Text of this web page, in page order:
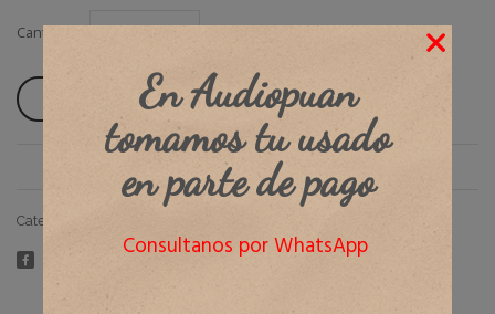
Cantidad
Añadir Al Carrito
Categories:
En Audiopuan
tomamos tu usado
en parte de pago
Consultanos por WhatsApp